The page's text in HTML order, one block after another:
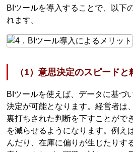
BIツールを導入することで、以下
れます。
（1）意思決定のスピード
BIツールを使えば、データに基づ
決定が可能となります。経営者は
裏打ちされた判断を下すことがで
を減らせるようになります。例え
んだり、在庫に偏りが生じたりす